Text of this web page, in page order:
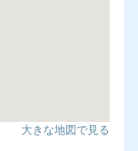
大きな地図で見る